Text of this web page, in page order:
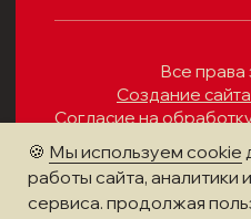
🍪 Мы используем cookie
работы сайта, аналитики
сервиса. продолжая